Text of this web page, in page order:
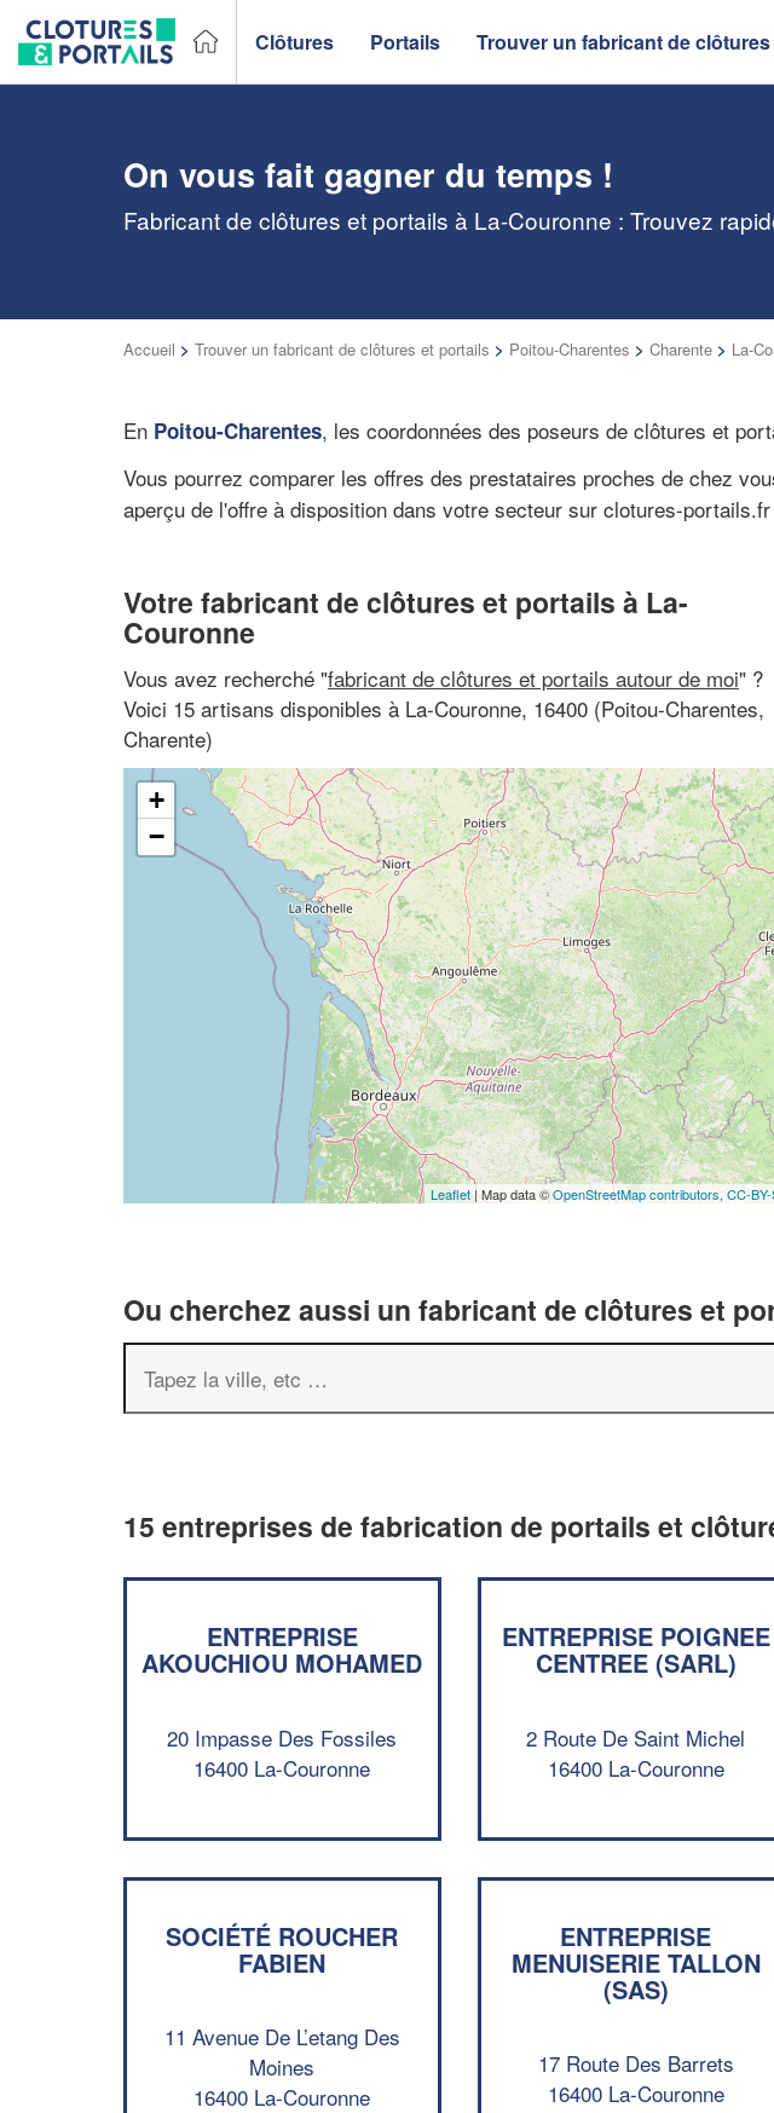
Clôtures Portails Trouver un fabricant de
On vous fait gagner du temps !
Fabricant de clôtures et portails à La-Couronne : Trouvez
Accueil > Trouver un fabricant de clôtures et portails > Poitou-Charentes > Charente > La-
En Poitou-Charentes, les coordonnées des poseurs de clôtures et
Vous pourrez comparer les offres des prestataires proches de chez
aperçu de l'offre à disposition dans votre secteur sur clotures-
Votre fabricant de clôtures et portails à La-
Couronne
Vous avez recherché "fabricant de clôtures et portails autour de moi" ?
Voici 15 artisans disponibles à La-Couronne, 16400 (Poitou-Charentes,
Charente)
+
−
Leaflet | Map data ©OpenStreetMap contributors,CC-
Ou cherchez aussi un fabricant de clôtures et
15 entreprises de fabrication de portails et
ENTREPRISE
AKOUCHIOU MOHAMED
20 Impasse Des Fossiles
16400 La-Couronne
ENTREPRISE POIGNEE
CENTREE (SARL)
2 Route De Saint Michel
16400 La-Couronne
SOCIÉTÉ ROUCHER
FABIEN
11 Avenue De L’etang Des
Moines
16400 La-Couronne
ENTREPRISE
MENUISERIE TALLON
(SAS)
17 Route Des Barrets
16400 La-Couronne